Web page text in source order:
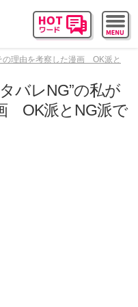
理由を考察した漫画 OK派と
バレNG”の私が
OK派とNG派で